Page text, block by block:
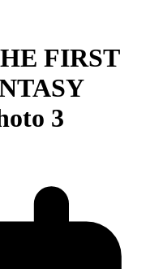
FIRST
3